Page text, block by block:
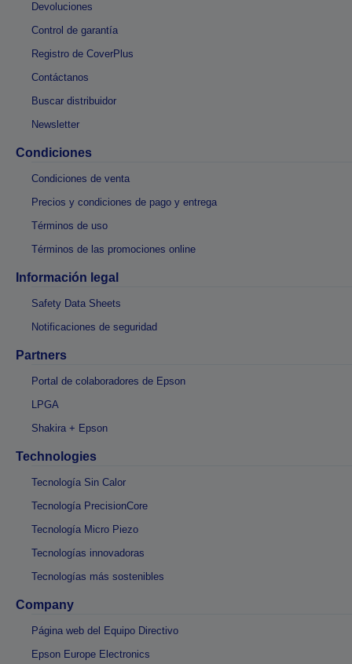
Devoluciones
Control de garantía
Registro de CoverPlus
Contáctanos
Buscar distribuidor
Newsletter
Condiciones
Condiciones de venta
Precios y condiciones de pago y entrega
Términos de uso
Términos de las promociones online
Información legal
Safety Data Sheets
Notificaciones de seguridad
Partners
Portal de colaboradores de Epson
LPGA
Shakira + Epson
Technologies
Tecnología Sin Calor
Tecnología PrecisionCore
Tecnología Micro Piezo
Tecnologías innovadoras
Tecnologías más sostenibles
Company
Página web del Equipo Directivo
Epson Europe Electronics